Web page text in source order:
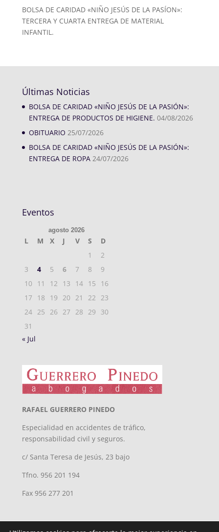
BOLSA DE CARIDAD «NIÑO JESÚS DE LA PASÍON»:
TERCERA Y CUARTA ENTREGA DE MATERIAL
INFANTIL.
Últimas Noticias
BOLSA DE CARIDAD «NIÑO JESÚS DE LA PASIÓN»:
ENTREGA DE PRODUCTOS DE HIGIENE. 04/08/2026
OBITUARIO 25/07/2026
BOLSA DE CARIDAD «NIÑO JESÚS DE LA PASIÓN»:
ENTREGA DE ROPA 24/07/2026
Eventos
agosto 2026
L M X J V S
D
1
2
3
4 5 6 7 8
9
10
11 12 13 14 15
16
17
18 19 20 21 22
23
24 25 26 27 28 29
30
31
« Jul
RAFAEL GUERRERO PINEDO
Especialidad en accidentes de tráfico,
responsabilidad civil y seguros.
c/ Santa Teresa de Jesús, 23 bajo
Tfno. 956 201 194
Fax 956 277 201